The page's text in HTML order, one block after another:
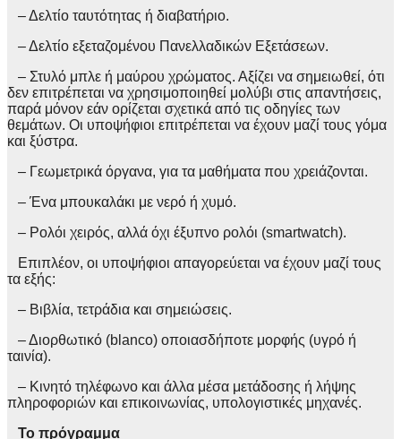
– Δελτίο ταυτότητας ή διαβατήριο.
– Δελτίο εξεταζομένου Πανελλαδικών Εξετάσεων.
– Στυλό μπλε ή μαύρου χρώματος. Αξίζει να σημειωθεί, ότι
δεν επιτρέπεται να χρησιμοποιηθεί μολύβι στις απαντήσεις,
παρά μόνον εάν ορίζεται σχετικά από τις οδηγίες των
θεμάτων. Οι υποψήφιοι επιτρέπεται να έχουν μαζί τους γόμα
και ξύστρα.
– Γεωμετρικά όργανα, για τα μαθήματα που χρειάζονται.
– Ένα μπουκαλάκι με νερό ή χυμό.
– Ρολόι χειρός, αλλά όχι έξυπνο ρολόι (smartwatch).
Επιπλέον, οι υποψήφιοι απαγορεύεται να έχουν μαζί τους
τα εξής:
– Βιβλία, τετράδια και σημειώσεις.
– Διορθωτικό (blanco) οποιασδήποτε μορφής (υγρό ή
ταινία).
– Κινητό τηλέφωνο και άλλα μέσα μετάδοσης ή λήψης
πληροφοριών και επικοινωνίας, υπολογιστικές μηχανές.
Το πρόγραμμα